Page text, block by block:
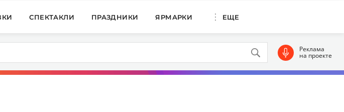
СПЕКТАКЛИ ПРАЗДНИКИ ЯРМАРКИ ЕЩЕ
Реклама
на проекте